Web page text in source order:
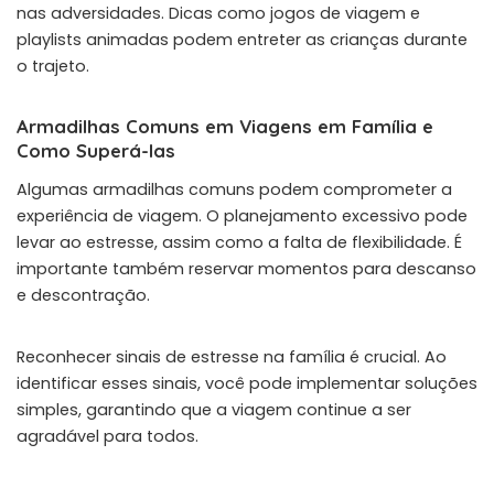
nas adversidades. Dicas como jogos de viagem e
playlists animadas podem entreter as crianças durante
o trajeto.
Armadilhas Comuns em Viagens em Família e
Como Superá-las
Algumas armadilhas comuns podem comprometer a
experiência de viagem. O planejamento excessivo pode
levar ao estresse, assim como a falta de flexibilidade. É
importante também reservar momentos para descanso
e descontração.
Reconhecer sinais de estresse na família é crucial. Ao
identificar esses sinais, você pode implementar soluções
simples, garantindo que a viagem continue a ser
agradável para todos.